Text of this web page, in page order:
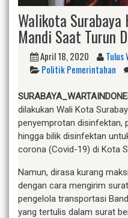
Walikota Surabaya
Mandi Saat Turun
April 18, 2020
Tulus
Politik Pemerintahan
dilakukan Wali Kota
penyemprotan disinfektan,
hingga bilik disinfektan
corona (Covid-19) di Kota
Namun, dirasa kurang
dengan cara mengirim
pengelola transportasi
yang tertulis dalam surat